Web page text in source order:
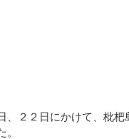
２２日にかけて、枇杷